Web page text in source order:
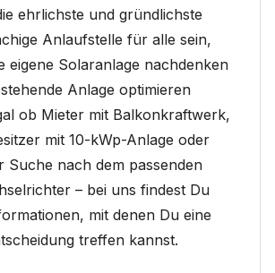
ehrlichste und gründlichste
Anlaufstelle für alle sein,
eigene Solaranlage nachdenken
Anlage optimieren
ob Mieter mit Balkonkraftwerk,
mit 10-kWp-Anlage oder
Suche nach dem passenden
– bei uns findest Du
mit denen Du eine
treffen kannst.